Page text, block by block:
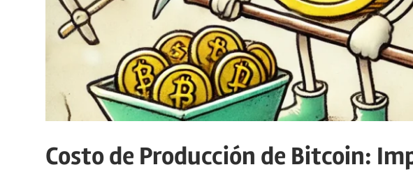
Costo de Producción de Bitcoin: